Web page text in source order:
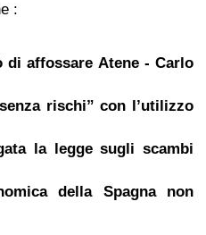
:
di affossare Atene - Carlo
rischi” con l’utilizzo
la legge sugli scambi
della Spagna non